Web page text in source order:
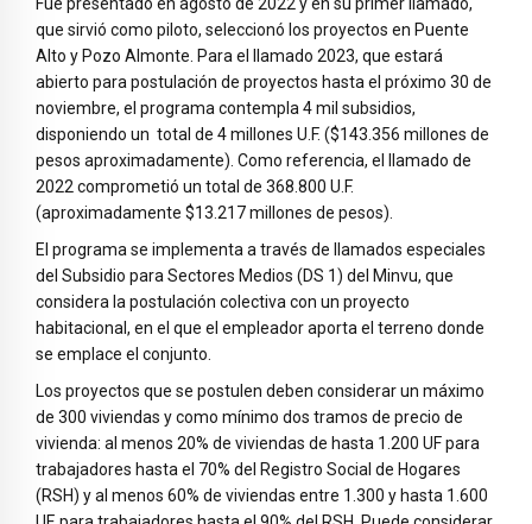
que sirvió como piloto, seleccionó los proyectos en Puente
Alto y Pozo Almonte. Para el llamado 2023, que estará
abierto para postulación de proyectos hasta el próximo 30 de
noviembre, el programa contempla 4 mil subsidios,
disponiendo un total de 4 millones U.F. ($143.356 millones de
pesos aproximadamente). Como referencia, el llamado de
2022 comprometió un total de 368.800 U.F.
(aproximadamente $13.217 millones de pesos).
El programa se implementa a través de llamados especiales
del Subsidio para Sectores Medios (DS 1) del Minvu, que
considera la postulación colectiva con un proyecto
habitacional, en el que el empleador aporta el terreno donde
se emplace el conjunto.
Los proyectos que se postulen deben considerar un máximo
de 300 viviendas y como mínimo dos tramos de precio de
vivienda: al menos 20% de viviendas de hasta 1.200 UF para
trabajadores hasta el 70% del Registro Social de Hogares
(RSH) y al menos 60% de viviendas entre 1.300 y hasta 1.600